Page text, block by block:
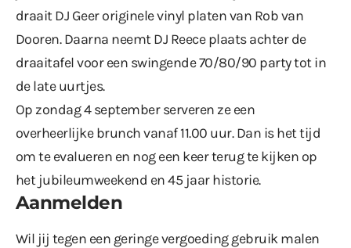
draait DJ Geer originele vinyl platen van Rob van
Dooren. Daarna neemt DJ Reece plaats achter de
draaitafel voor een swingende 70/80/90 party tot in
de late uurtjes.
Op zondag 4 september serveren ze een
overheerlijke brunch vanaf 11.00 uur. Dan is het tijd
om te evalueren en nog een keer terug te kijken op
het jubileumweekend en 45 jaar historie.
Aanmelden
Wil jij tegen een geringe vergoeding gebruik malen